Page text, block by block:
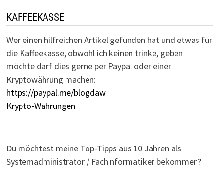
KAFFEEKASSE
Wer einen hilfreichen Artikel gefunden hat und etwas für
die Kaffeekasse, obwohl ich keinen trinke, geben
möchte darf dies gerne per Paypal oder einer
Kryptowährung machen:
https://paypal.me/blogdaw
Krypto-Währungen
Du möchtest meine Top-Tipps aus 10 Jahren als
Systemadministrator / Fachinformatiker bekommen?